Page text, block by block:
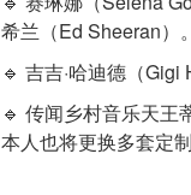
希兰（Ed Sheeran）。
🔹 吉吉·哈迪德（Gigi
🔹 传闻乡村音乐天王
本人也将更换多套定制